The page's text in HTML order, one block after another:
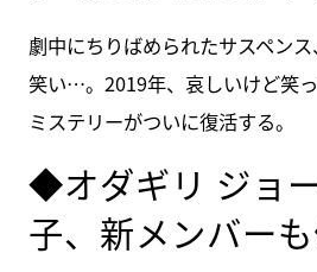
劇中にちりばめられたサスペン
笑い…。2019年、哀しいけど笑
ミステリーがついに復活する。
◆オダギリ ジョ
子、新メンバー